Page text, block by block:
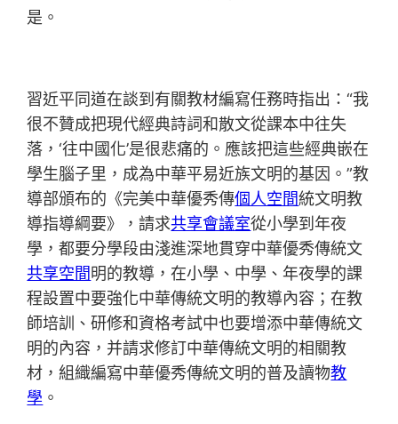
是。
習近平同道在談到有關教材編寫任務時指出：“我
很不贊成把現代經典詩詞和散文從課本中往失
落，‘往中國化’是很悲痛的。應該把這些經典嵌在
學生腦子里，成為中華平易近族文明的基因。”教
導部頒布的《完美中華優秀傳個人空間統文明教
導指導綱要》，請求共享會議室從小學到年夜
學，都要分學段由淺進深地貫穿中華優秀傳統文
共享空間明的教導，在小學、中學、年夜學的課
程設置中要強化中華傳統文明的教導內容；在教
師培訓、研修和資格考試中也要增添中華傳統文
明的內容，并請求修訂中華傳統文明的相關教
材，組織編寫中華優秀傳統文明的普及讀物教
學 。